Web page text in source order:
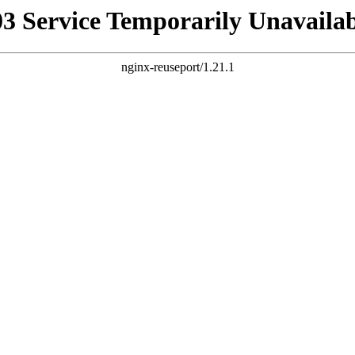
Service Temporarily
nginx-reuseport/1.21.1